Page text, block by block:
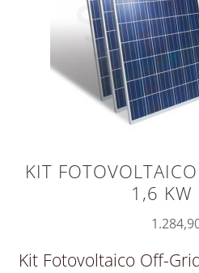
KIT
1,6 KW
Kit Fotovoltaico Off-